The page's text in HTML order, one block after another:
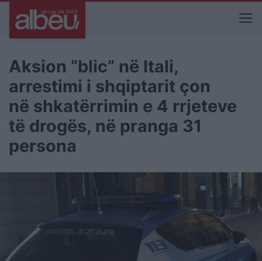
Aksion “blic” në Itali,
arrestimi i shqiptarit çon
në shkatërrimin e 4 rrjeteve
të drogës, në pranga 31
persona